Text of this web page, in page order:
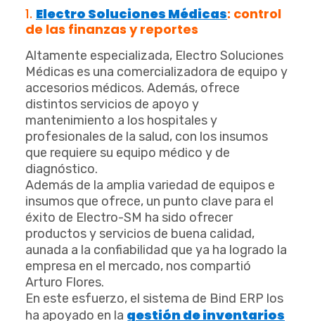
1. Electro Soluciones Médicas: control
de las finanzas y reportes
Altamente especializada, Electro Soluciones
Médicas es una comercializadora de equipo y
accesorios médicos. Además, ofrece
distintos servicios de apoyo y
mantenimiento a los hospitales y
profesionales de la salud, con los insumos
que requiere su equipo médico y de
diagnóstico.
Además de la amplia variedad de equipos e
insumos que ofrece, un punto clave para el
éxito de Electro-SM ha sido ofrecer
productos y servicios de buena calidad,
aunada a la confiabilidad que ya ha logrado la
empresa en el mercado, nos compartió
Arturo Flores.
En este esfuerzo, el sistema de Bind ERP los
ha apoyado en la gestión de inventarios